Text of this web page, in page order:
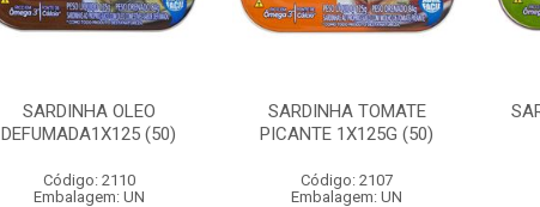
SARDINHA OLEO
DEFUMADA1X125 (50)
Código: 2110
Embalagem: UN
SARDINHA TOMATE
PICANTE 1X125G (50)
Código: 2107
Embalagem: UN